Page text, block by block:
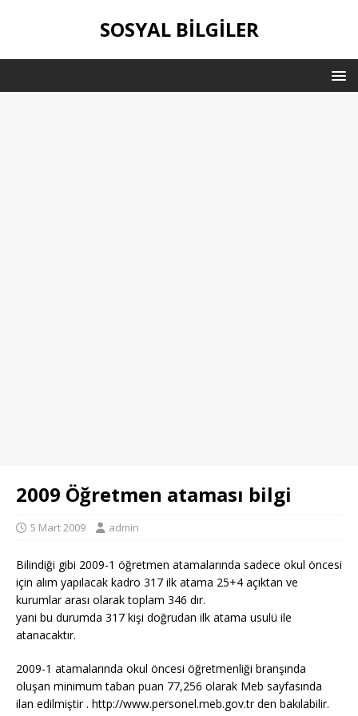
SOSYAL BILGILER
2009 Öğretmen ataması bilgi
5 Mart 2009 admin
Bilindiği gibi 2009-1 öğretmen atamalarında sadece okul öncesi
için alım yapılacak kadro 317 ilk atama 25+4 açıktan ve
kurumlar arası olarak toplam 346 dır.
yani bu durumda 317 kişi doğrudan ilk atama usulü ile
atanacaktır.
2009-1 atamalarında okul öncesi öğretmenliği branşında
oluşan minimum taban puan 77,256 olarak Meb sayfasında
ilan edilmiştir . http://www.personel.meb.gov.tr den bakılabilir.